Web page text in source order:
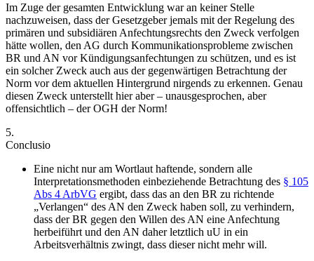
Im Zuge der gesamten Entwicklung war an keiner Stelle
nachzuweisen, dass der Gesetzgeber jemals mit der Regelung des
primären und subsidiären Anfechtungsrechts den Zweck verfolgen
hätte wollen, den AG durch Kommunikationsprobleme zwischen
BR und AN vor Kündigungsanfechtungen zu schützen, und es ist
ein solcher Zweck auch aus der gegenwärtigen Betrachtung der
Norm vor dem aktuellen Hintergrund nirgends zu erkennen. Genau
diesen Zweck unterstellt hier aber – unausgesprochen, aber
offensichtlich – der OGH der Norm!
5.
Conclusio
Eine nicht nur am Wortlaut haftende, sondern alle
Interpretationsmethoden einbeziehende Betrachtung des § 105
Abs 4 ArbVG ergibt, dass das an den BR zu richtende
„Verlangen“ des AN den Zweck haben soll, zu verhindern,
dass der BR gegen den Willen des AN eine Anfechtung
herbeiführt und den AN daher letztlich uU in ein
Arbeitsverhältnis zwingt, dass dieser nicht mehr will.